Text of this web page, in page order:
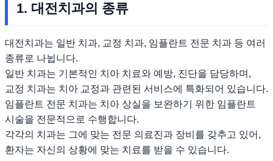
1. 대전치과의 종류
대전치과는 일반 치과, 교정 치과, 임플란트 전문 치과 등 여러
종류로 나뉩니다.
일반 치과는 기본적인 치아 치료와 예방, 진단을 담당하며,
교정 치과는 치아 교정과 관련된 서비스에 특화되어 있습니다.
임플란트 전문 치과는 치아 상실을 보완하기 위한 임플란트
시술을 전문적으로 수행합니다.
각각의 치과는 그에 맞는 전문 의료진과 장비를 갖추고 있어,
환자는 자신의 상황에 맞는 치료를 받을 수 있습니다.